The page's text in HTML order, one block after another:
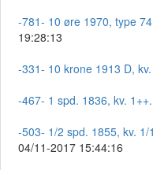
-781- 10 øre 1970, type
19:28:13
-331- 10 krone 1913 D,
-467- 1 spd. 1836, kv.
-503- 1/2 spd. 1855, kv.
04/11-2017 15:44:16